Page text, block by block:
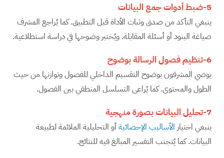
5-ضبط أدوات جمع البيانات
ينبغي التأكد من صدق وثبات الأداة قبل التطبيق. كما يُراجع المشرف
صياغة البنود أو أسئلة المقابلة. ويُختبر وضوحها في دراسة استطلاعية.
6-تنظيم فصول الرسالة بوضوح
يوصي المشرفون بوضوح التقسيم الداخلي للفصول وتوازنها من حيث
الطول والمحتوى. كما يُراعى التسلسل المنطقي بين الفصول.
7-تحليل البيانات بصورة منهجية
ينبغي اختيار الأساليب الإحصائيةأو التحليلية الملائمة لطبيعة
البيانات. كما يُتجنب التفسير المبالغ فيه للنتائج.